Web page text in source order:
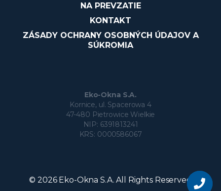
NA PREVZATIE
KONTAKT
ZÁSADY OCHRANY OSOBNÝCH ÚDAJOV A
SÚKROMIA
Eko-Okna S.A.
Kornice, ul. Spacerowa 4
47-480 Pietrowice Wielkie
NIP: 6391813241
KRS: 0000586067
© 2026 Eko-Okna S.A. All Rights Reserved
Chcete sa
stať
naším